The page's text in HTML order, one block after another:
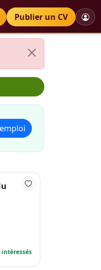
annonces
Publier un CV